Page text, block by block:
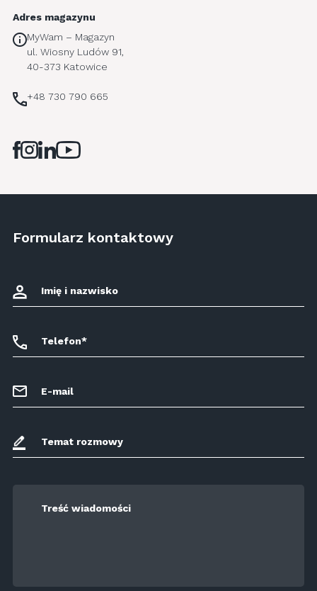
Adres magazynu
MyWam – Magazyn
ul. Wiosny Ludów 91,
40-373 Katowice
+48 730 790 665
Formularz kontaktowy
Imię i nazwisko
Telefon*
E-mail
Temat rozmowy
Treść wiadomości